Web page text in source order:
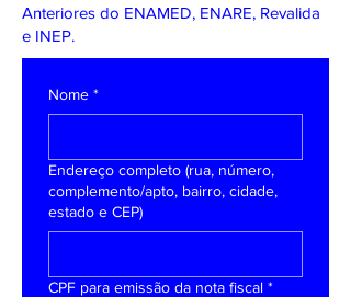
Anteriores do ENAMED, ENARE, Revalida
e INEP.
Nome *
Endereço completo (rua, número,
complemento/apto, bairro, cidade,
estado e CEP)
CPF para emissão da nota fiscal *